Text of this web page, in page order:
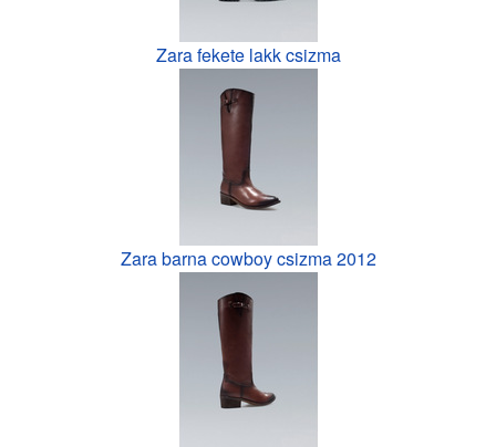
Zara fekete lakk csizma
Zara barna cowboy csizma 2012